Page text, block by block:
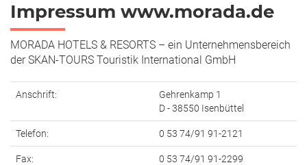
Impressum www.morada.de
MORADA HOTELS & RESORTS – ein Unternehmensbereich
der SKAN-TOURS Touristik International GmbH
Anschrift:
Gehrenkamp 1
D - 38550 Isenbüttel
Telefon: 0 53 74/91 91-2121
Fax: 0 53 74/91 91-2299